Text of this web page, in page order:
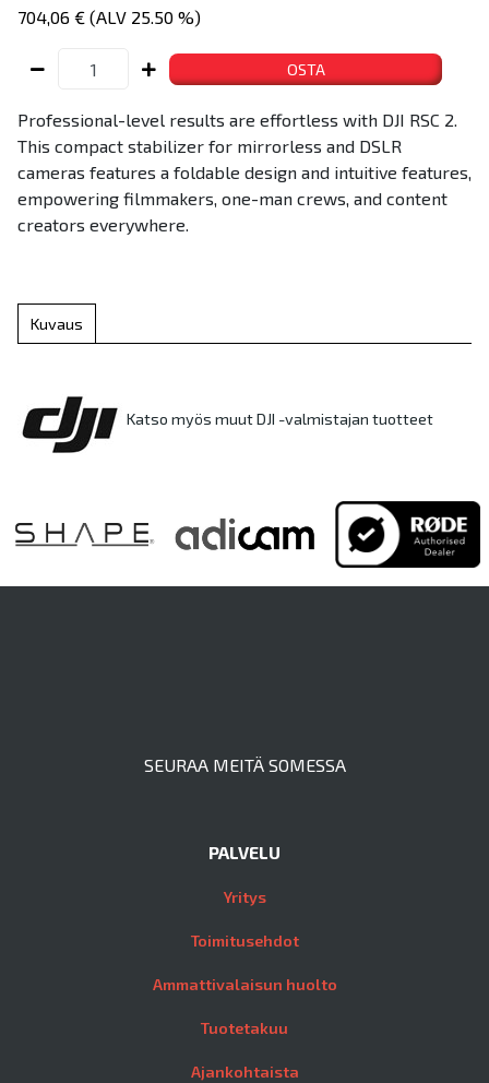
704,06 € (ALV 25.50 %)
OSTA
Professional-level results are effortless with DJI RSC 2.
This compact stabilizer for mirrorless and DSLR
cameras features a foldable design and intuitive features,
empowering filmmakers, one-man crews, and content
creators everywhere.
Kuvaus
Katso myös muut DJI -valmistajan tuotteet
SEURAA MEITÄ SOMESSA
PALVELU
Yritys
Toimitusehdot
Ammattivalaisun huolto
Tuotetakuu
Ajankohtaista